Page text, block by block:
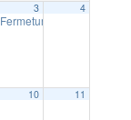
3
Fermeture
4
10 11